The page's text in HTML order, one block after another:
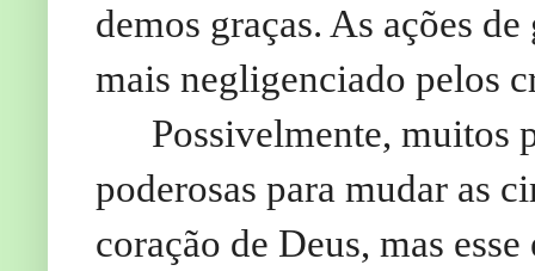
demos graças. As ações
mais negligenciado pelos
Possivelmente, muitos
poderosas para mudar as
coração de Deus, mas